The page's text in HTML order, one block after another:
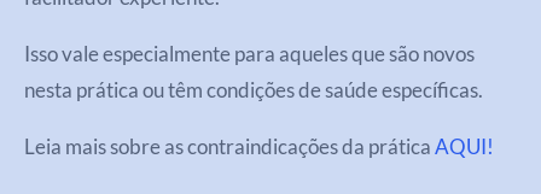
Isso vale especialmente para aqueles que são novos
nesta prática ou têm condições de saúde específicas.
Leia mais sobre as contraindicações da práticaAQUI!